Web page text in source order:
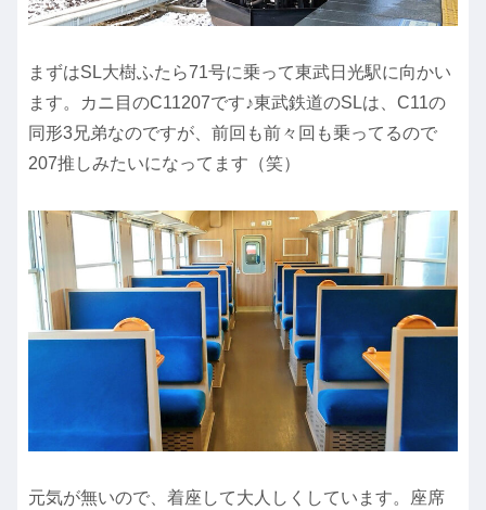
まずはSL大樹ふたら71号に乗って東武日光駅に向かい
ます。カニ目のC11207です♪東武鉄道のSLは、C11の
同形3兄弟なのですが、前回も前々回も乗ってるので
207推しみたいになってます（笑）
元気が無いので、着座して大人しくしています。座席